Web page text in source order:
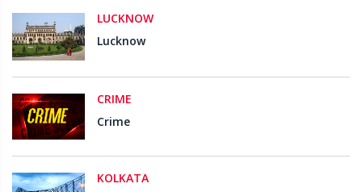
LUCKNOW
Lucknow
CRIME
Crime
KOLKATA